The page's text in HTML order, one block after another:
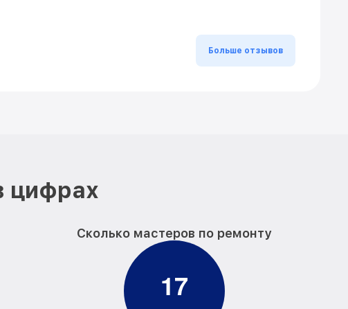
Больше отзывов
цифрах
Сколько мастеров по ремонту
17